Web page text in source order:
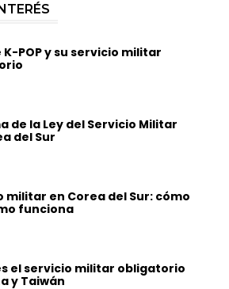
K-POP y su servicio militar
de la Ley del Servicio Militar
del Sur
militar en Corea del Sur: cómo
funciona
el servicio militar obligatorio
y Taiwán